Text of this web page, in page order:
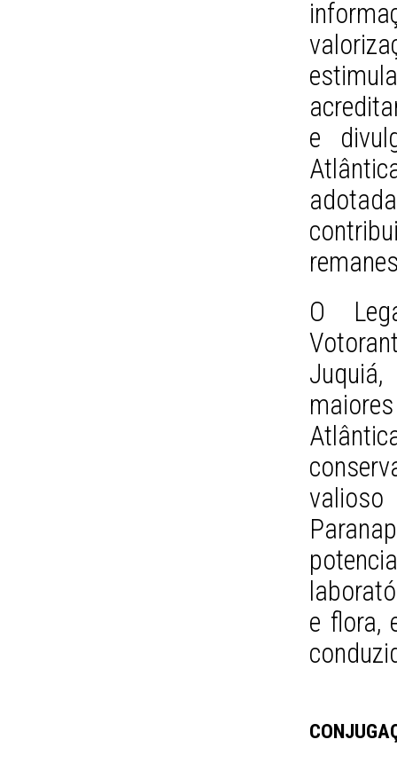
e
O
valioso
e flora,